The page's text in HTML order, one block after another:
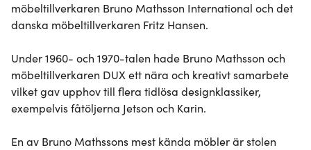
möbeltillverkaren Bruno Mathsson International och det
danska möbeltillverkaren Fritz Hansen.
Under 1960- och 1970-talen hade Bruno Mathsson och
möbeltillverkaren DUX ett nära och kreativt samarbete
vilket gav upphov till flera tidlösa designklassiker,
exempelvis fåtöljerna Jetson och Karin.
En av Bruno Mathssons mest kända möbler är stolen